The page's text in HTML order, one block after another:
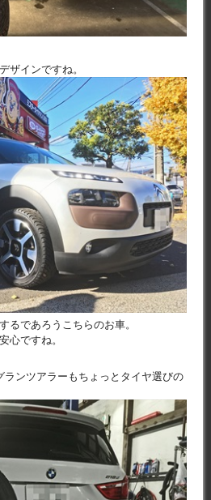
ザインですね。
るであろうこちらのお車。
心ですね。
ランツアラーもちょっとタイヤ選びの